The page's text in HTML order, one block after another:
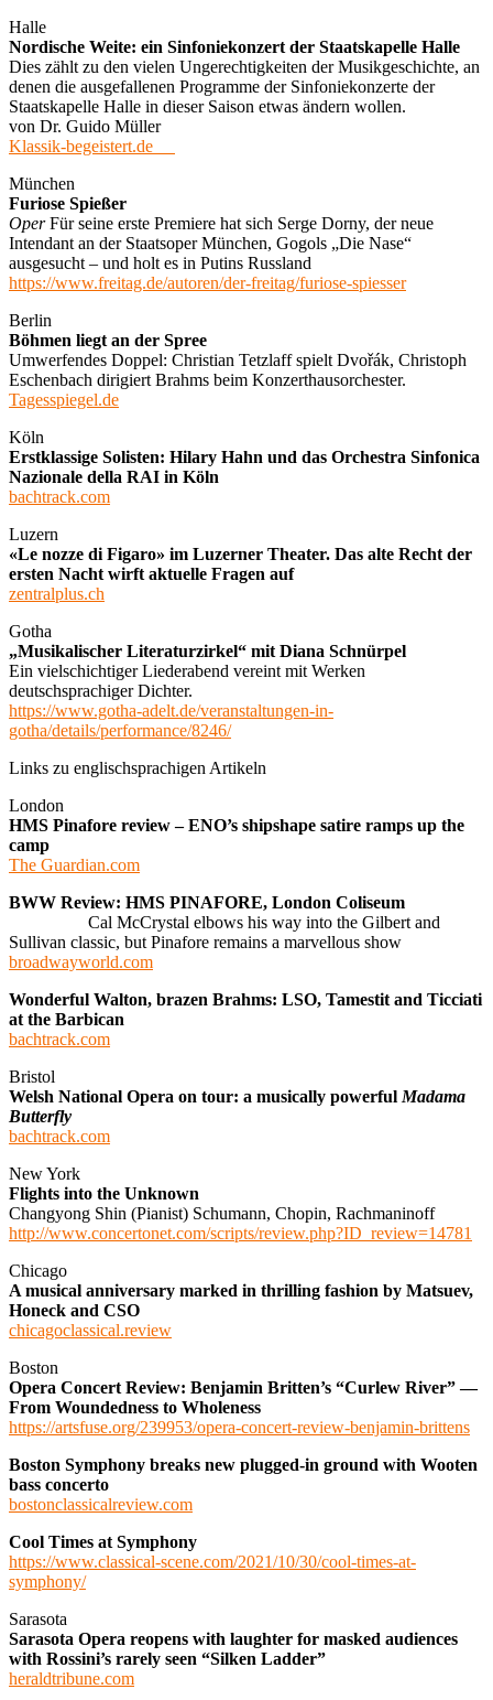
Halle
Nordische Weite: ein Sinfoniekonzert der Staatskapelle Halle
Dies zählt zu den vielen Ungerechtigkeiten der Musikgeschichte, an
denen die ausgefallenen Programme der Sinfoniekonzerte der
Staatskapelle Halle in dieser Saison etwas ändern wollen.
von Dr. Guido Müller
Klassik-begeistert.de
München
Furiose Spießer
OperFür seine erste Premiere hat sich Serge Dorny, der neue
Intendant an der Staatsoper München, Gogols „Die Nase“
ausgesucht – und holt es in Putins Russland
https://www.freitag.de/autoren/der-freitag/furiose-spiesser
Berlin
Böhmen liegt an der Spree
Umwerfendes Doppel: Christian Tetzlaff spielt Dvořák, Christoph
Eschenbach dirigiert Brahms beim Konzerthausorchester.
Tagesspiegel.de
Köln
Erstklassige Solisten: Hilary Hahn und das Orchestra Sinfonica
Nazionale della RAI in Köln
bachtrack.com
Luzern
«Le nozze di Figaro» im Luzerner Theater. Das alte Recht der
ersten Nacht wirft aktuelle Fragen auf
zentralplus.ch
Gotha
„Musikalischer Literaturzirkel“ mit Diana Schnürpel
Ein vielschichtiger Liederabend vereint mit Werken
deutschsprachiger Dichter.
https://www.gotha-adelt.de/veranstaltungen-in-
gotha/details/performance/8246/
Links zu englischsprachigen Artikeln
London
HMS Pinafore review – ENO’s shipshape satire ramps up the
camp
The Guardian.com
BWW Review: HMS PINAFORE, London Coliseum
Cal McCrystal elbows his way into the Gilbert and
Sullivan classic, but Pinafore remains a marvellous show
broadwayworld.com
Wonderful Walton, brazen Brahms: LSO, Tamestit and Ticciati
at the Barbican
bachtrack.com
Bristol
Welsh National Opera on tour: a musically powerful Madama
Butterfly
bachtrack.com
New York
Flights into the Unknown
Changyong Shin (Pianist) Schumann, Chopin, Rachmaninoff
http://www.concertonet.com/scripts/review.php?ID_review=14781
Chicago
A musical anniversary marked in thrilling fashion by Matsuev,
Honeck and CSO
chicagoclassical.review
Boston
Opera Concert Review: Benjamin Britten’s “Curlew River” —
From Woundedness to Wholeness
https://artsfuse.org/239953/opera-concert-review-benjamin-brittens
Boston Symphony breaks new plugged-in ground with Wooten
bass concerto
bostonclassicalreview.com
Cool Times at Symphony
https://www.classical-scene.com/2021/10/30/cool-times-at-
symphony/
Sarasota
Sarasota Opera reopens with laughter for masked audiences
with Rossini’s rarely seen “Silken Ladder”
heraldtribune.com